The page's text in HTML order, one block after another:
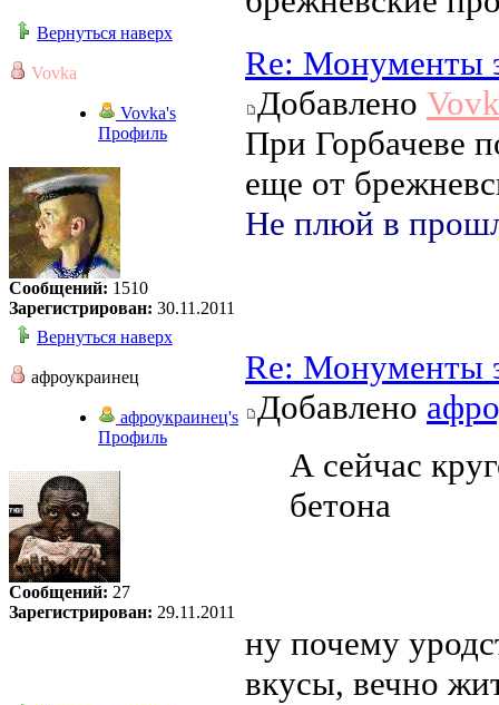
Вернуться наверх
Vovka
Vovka's
Профиль
Сообщений: 1510
Зарегистрирован: 30.11.2011
Re: Монументы
Добавлено
При Горбачеве
еще от
Не плюй в
Вернуться наверх
афроукраинец
афроукраинец's
Профиль
Сообщений: 27
Зарегистрирован: 29.11.2011
Re: Монументы
Добавлено
А сейчас
бетона
ну почему
вкусы, вечно